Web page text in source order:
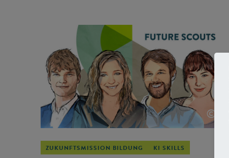
©
ZUKUNFTSMISSION BILDUNG KI SKILLS